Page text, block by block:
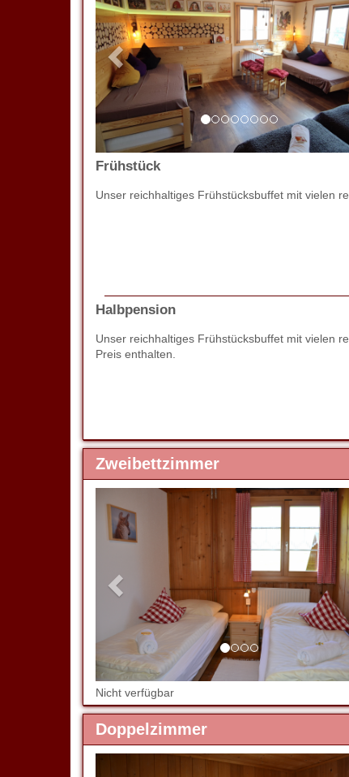
Frühstück
Unser reichhaltiges Frühstücksbuffet mit vielen
Halbpension
Unser reichhaltiges Frühstücksbuffet mit vielen
Preis enthalten.
Zweibettzimmer
Previous
Nicht verfügbar
Doppelzimmer